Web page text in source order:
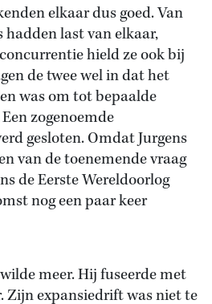
elkaar dus goed. Van
hadden last van elkaar,
hield ze ook bij
de twee wel in dat het
was om tot bepaalde
zogenoemde
gesloten. Omdat Jurgens
van de toenemende vraag
de Eerste Wereldoorlog
nog een paar keer
meer. Hij fuseerde met
Zijn expansiedrift was niet te